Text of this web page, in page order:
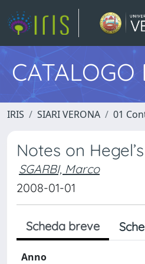
CATALOGO
IRIS SIARI VERONA 01
Notes on
SGARBI, Marco
2008-01-01
Scheda breve
Anno